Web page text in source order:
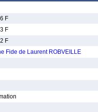
F
F
F
Fide de Laurent ROBVEILLE